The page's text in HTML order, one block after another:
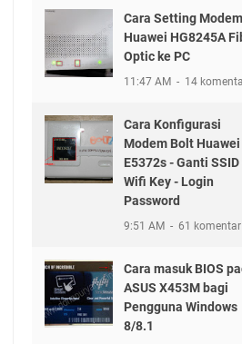
Cara Setting Modem
Huawei HG8245A
Optic ke PC
11:47 AM 14
Cara Konfigurasi
Modem Bolt Huawei
E5372s - Ganti SSID
Wifi Key - Login
Password
9:51 AM 61 komentar
Cara masuk BIOS
ASUS X453M bagi
Pengguna Windows
8/8.1